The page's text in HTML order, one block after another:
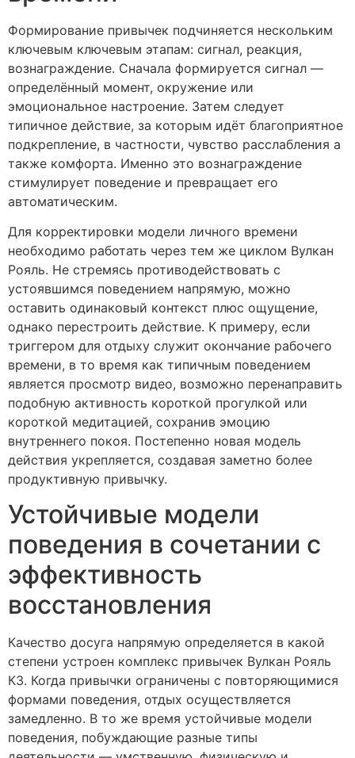
Формирование привычек подчиняется нескольким
ключевым ключевым этапам: сигнал, реакция,
вознаграждение. Сначала формируется сигнал —
определённый момент, окружение или
эмоциональное настроение. Затем следует
типичное действие, за которым идёт благоприятное
подкрепление, в частности, чувство расслабления а
также комфорта. Именно это вознаграждение
стимулирует поведение и превращает его
автоматическим.
Для корректировки модели личного времени
необходимо работать через тем же циклом Вулкан
Рояль. Не стремясь противодействовать с
устоявшимся поведением напрямую, можно
оставить одинаковый контекст плюс ощущение,
однако перестроить действие. К примеру, если
триггером для отдыху служит окончание рабочего
времени, в то время как типичным поведением
является просмотр видео, возможно перенаправить
подобную активность короткой прогулкой или
короткой медитацией, сохранив эмоцию
внутреннего покоя. Постепенно новая модель
действия укрепляется, создавая заметно более
продуктивную привычку.
Устойчивые модели
поведения в сочетании с
эффективность
восстановления
Качество досуга напрямую определяется в какой
степени устроен комплекс привычек Вулкан Рояль
КЗ. Когда привычки ограничены с повторяющимися
формами поведения, отдых осуществляется
замедленно. В то же время устойчивые модели
поведения, побуждающие разные типы